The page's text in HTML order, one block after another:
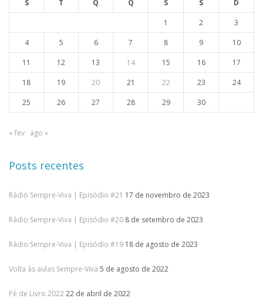
S
T Q Q S S
D
1
2
3
4
5 6 7 8 9
10
11
12 13 14 15 16
17
18
19 20 21 22 23
24
25
26 27 28 29 30
« fev ago »
Posts recentes
Rádio Sempre-Viva | Episódio #21 17 de novembro de 2023
Rádio Sempre-Viva | Episódio #20 8 de setembro de 2023
Rádio Sempre-Viva | Episódio #19 18 de agosto de 2023
Volta às aulas Sempre-Viva 5 de agosto de 2022
Pé de Livro 2022 22 de abril de 2022